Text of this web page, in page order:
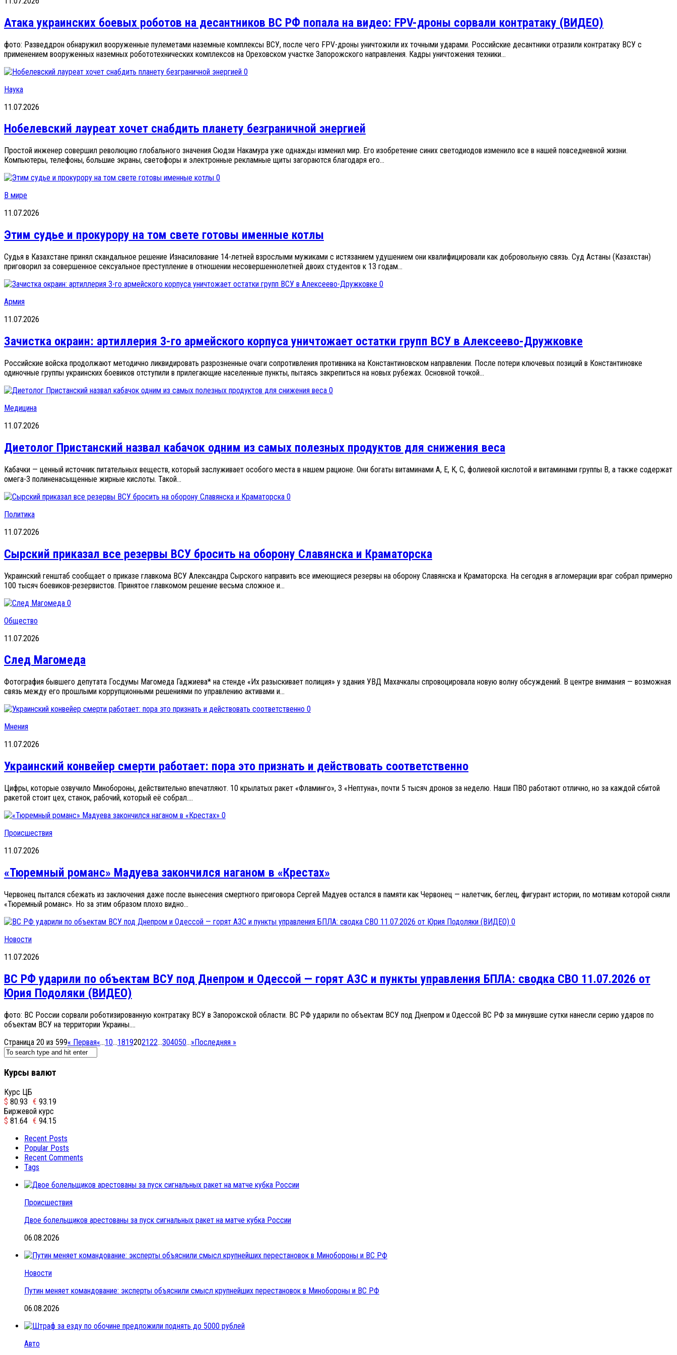
Атака украинских боевых роботов на десантников ВС РФ попала на видео: FPV-дроны сорвали контратаку (ВИДЕО)
фото: Разведдрон обнаружил вооруженные пулеметами наземные комплексы ВСУ, после чего FPV-дроны уничтожили их точными ударами. Российские десантники отразили контратаку ВСУ с
применением вооруженных наземных робототехнических комплексов на Ореховском участке Запорожского направления. Кадры уничтожения техники...
0
Наука
11.07.2026
Нобелевский лауреат хочет снабдить планету безграничной энергией
Простой инженер совершил революцию глобального значения Сюдзи Накамура уже однажды изменил мир. Его изобретение синих светодиодов изменило все в нашей повседневной жизни.
Компьютеры, телефоны, большие экраны, светофоры и электронные рекламные щиты загораются благодаря его...
0
В мире
11.07.2026
Этим судье и прокурору на том свете готовы именные котлы
Судья в Казахстане принял скандальное решение Изнасилование 14-летней взрослыми мужиками с истязанием удушением они квалифицировали как добровольную связь. Суд Астаны (Казахстан)
приговорил за совершенное сексуальное преступление в отношении несовершеннолетней двоих студентов к 13 годам...
0
Армия
11.07.2026
Зачистка окраин: артиллерия 3-го армейского корпуса уничтожает остатки групп ВСУ в Алексеево-Дружковке
Российские войска продолжают методично ликвидировать разрозненные очаги сопротивления противника на Константиновском направлении. После потери ключевых позиций в Константиновке
одиночные группы украинских боевиков отступили в прилегающие населенные пункты, пытаясь закрепиться на новых рубежах. Основной точкой...
0
Медицина
11.07.2026
Диетолог Пристанский назвал кабачок одним из самых полезных продуктов для снижения веса
Кабачки — ценный источник питательных веществ, который заслуживает особого места в нашем рационе. Они богаты витаминами А, Е, К, С, фолиевой кислотой и витаминами группы В, а также содержат
омега-3 полиненасыщенные жирные кислоты. Такой...
0
Политика
11.07.2026
Сырский приказал все резервы ВСУ бросить на оборону Славянска и Краматорска
Украинский генштаб сообщает о приказе главкома ВСУ Александра Сырского направить все имеющиеся резервы на оборону Славянска и Краматорска. На сегодня в агломерации враг собрал примерно
100 тысяч боевиков-резервистов. Принятое главкомом решение весьма сложное и...
0
Общество
11.07.2026
След Магомеда
Фотография бывшего депутата Госдумы Магомеда Гаджиева* на стенде «Их разыскивает полиция» у здания УВД Махачкалы спровоцировала новую волну обсуждений. В центре внимания — возможная
связь между его прошлыми коррупционными решениями по управлению активами и...
0
Мнения
11.07.2026
Украинский конвейер смерти работает: пора это признать и действовать соответственно
Цифры, которые озвучило Минобороны, действительно впечатляют. 10 крылатых ракет «Фламинго», 3 «Нептуна», почти 5 тысяч дронов за неделю. Наши ПВО работают отлично, но за каждой сбитой
ракетой стоит цех, станок, рабочий, который её собрал....
0
Происшествия
11.07.2026
«Тюремный романс» Мадуева закончился наганом в «Крестах»
Червонец пытался сбежать из заключения даже после вынесения смертного приговора Сергей Мадуев остался в памяти как Червонец — налетчик, беглец, фигурант истории, по мотивам которой сняли
«Тюремный романс». Но за этим образом плохо видно...
0
Новости
11.07.2026
ВС РФ ударили по объектам ВСУ под Днепром и Одессой — горят АЗС и пункты управления БПЛА: сводка СВО 11.07.2026 от
Юрия Подоляки (ВИДЕО)
фото: ВС России сорвали роботизированную контратаку ВСУ в Запорожской области. ВС РФ ударили по объектам ВСУ под Днепром и Одессой ВС РФ за минувшие сутки нанесли серию ударов по
объектам ВСУ на территории Украины....
Страница 20 из 599« Первая«...10...1819202122...304050...»Последняя »
Курсы валют
Курс ЦБ
$ 80.93 € 93.19
Биржевой курс
$ 81.64 € 94.15
Recent Posts
Popular Posts
Recent Comments
Tags
Происшествия
Двое болельщиков арестованы за пуск сигнальных ракет на матче кубка России
06.08.2026
Новости
Путин меняет командование: эксперты объяснили смысл крупнейших перестановок в Минобороны и ВС РФ
06.08.2026
Авто